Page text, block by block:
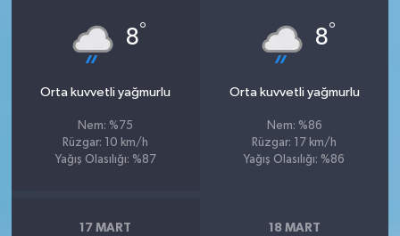
8°
Orta kuvvetli yağmurlu
Nem: %75
Rüzgar: 10 km/h
Yağış Olasılığı: %87
8°
Orta kuvvetli yağmurlu
Nem: %86
Rüzgar: 17 km/h
Yağış Olasılığı: %86
17 MART 18 MART